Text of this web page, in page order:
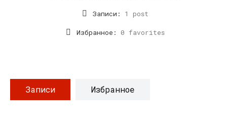
Записи: 1 post
Избранное: 0 favorites
Записи Избранное